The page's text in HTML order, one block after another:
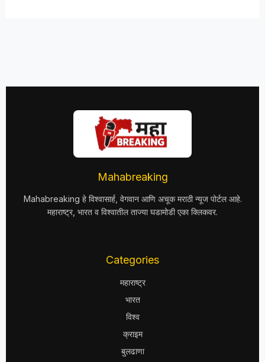
Mahabreaking
Mahabreaking हे विश्वासार्ह, वेगवान आणि अचूक मराठी न्यूज पोर्टल आहे.
महाराष्ट्र, भारत व विश्वातील ताज्या घडामोडी एका क्लिकवर.
Categories
महाराष्ट्र
भारत
विश्व
क्राइम
बुलढाणा